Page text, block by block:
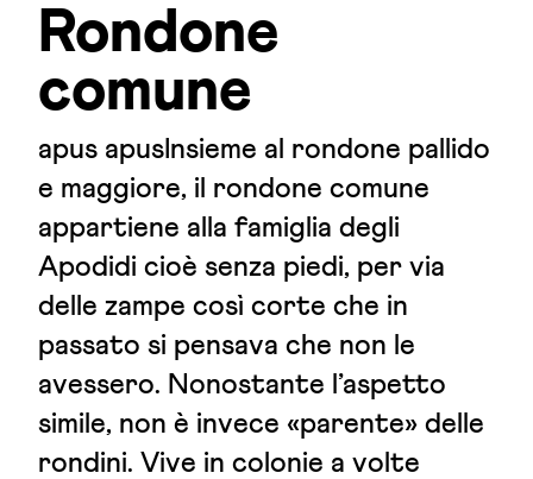
Rondone
comune
apus apusInsieme al rondone pallido
e maggiore, il rondone comune
appartiene alla famiglia degli
Apodidi cioè senza piedi, per via
delle zampe così corte che in
passato si pensava che non le
avessero. Nonostante l’aspetto
simile, non è invece «parente» delle
rondini. Vive in colonie a volte